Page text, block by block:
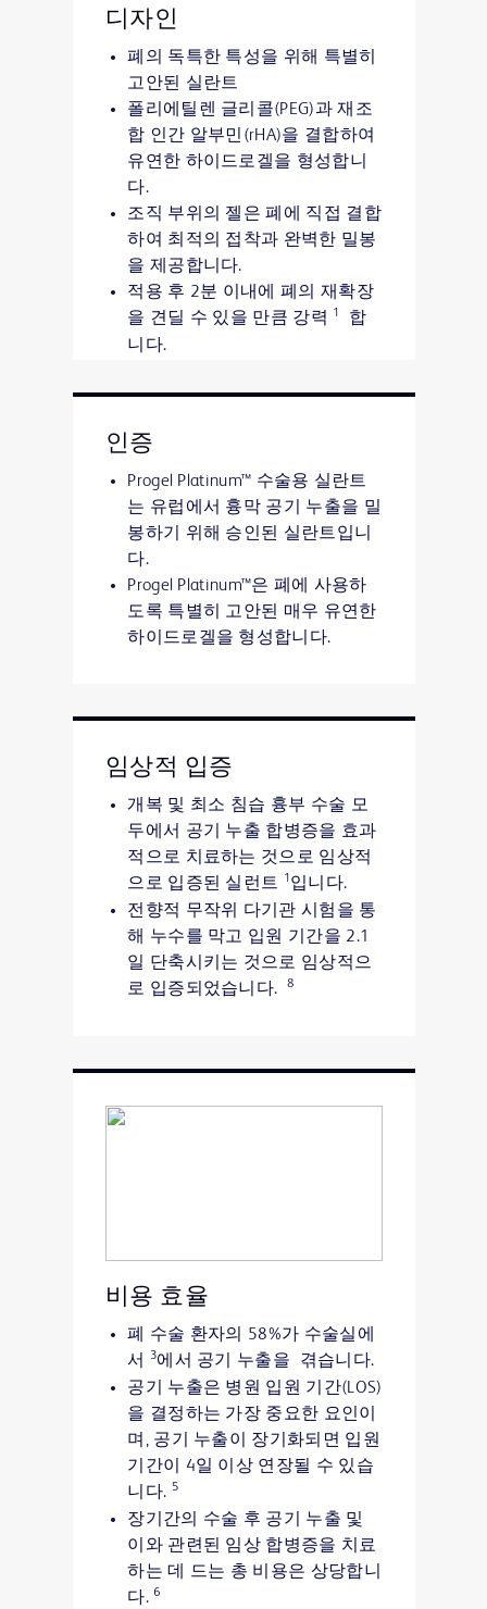
디자인
폐의 독특한 특성을 위해 특별히
고안된 실란트
폴리에틸렌 글리콜(PEG)과 재조
합 인간 알부민(rHA)을 결합하여
유연한 하이드로겔을 형성합니
다.
조직 부위의 젤은 폐에 직접 결합
하여 최적의 접착과 완벽한 밀봉
을 제공합니다.
적용 후 2분 이내에 폐의 재확장
을 견딜 수 있을 만큼 강력 1
합
니다.
럽게 팽창 및 수축할 수 있습니
특허받은 Progel Platinum™
Extended Tip을 사용하면 사용하
기 쉬운 단일 장치에서 맞춤형 적
용이 가능합니다.
인증
Progel Platinum™ 수술용 실란트
는 유럽에서 흉막 공기 누출을 밀
봉하기 위해 승인된 실란트입니
다.
Progel Platinum™은 폐에 사용하
도록 특별히 고안된 매우 유연한
하이드로겔을 형성합니다.
임상적 입증
개복 및 최소 침습 흉부 수술 모
두에서 공기 누출 합병증을 효과
적으로 치료하는 것으로 임상적
으로 입증된 실런트 1 입니다.
전향적 무작위 다기관 시험을 통
해 누수를 막고 입원 기간을 2.1
일 단축시키는 것으로 임상적으
로 입증되었습니다.
8
비용 효율
폐 수술 환자의 58%가 수술실에
서
3에서 공기 누출을 겪습니다.
공기 누출은 병원 입원 기간(LOS)
을 결정하는 가장 중요한 요인이
며, 공기 누출이 장기화되면 입원
기간이 4일 이상 연장될 수 있습
니다. 5
장기간의 수술 후 공기 누출 및
이와 관련된 임상 합병증을 치료
하는 데 드는 총 비용은 상당합니
다.6